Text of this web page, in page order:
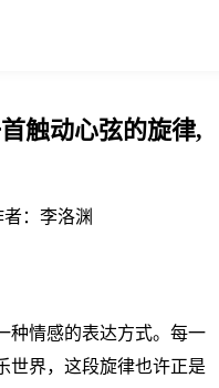
触动心弦的旋律,
： 李洛渊
种情感的表达方式。每一
世界，这段旋律也许正是